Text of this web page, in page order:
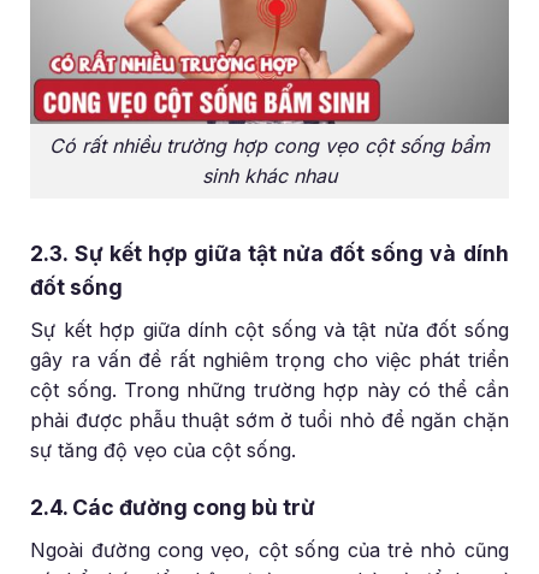
Có rất nhiều trường hợp cong vẹo cột sống bẩm
sinh khác nhau
2.3. Sự kết hợp giữa tật nửa đốt sống và dính
đốt sống
Sự kết hợp giữa dính cột sống và tật nửa đốt sống
gây ra vấn đề rất nghiêm trọng cho việc phát triển
cột sống. Trong những trường hợp này có thể cần
phải được phẫu thuật sớm ở tuổi nhỏ để ngăn chặn
sự tăng độ vẹo của cột sống.
2.4. Các đường cong bù trừ
Ngoài đường cong vẹo, cột sống của trẻ nhỏ cũng